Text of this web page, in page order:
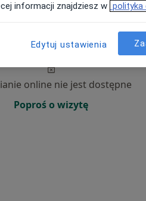
8 Sie 9 Sie
Pon,
10 Sie
online nie jest dostępne
Poproś o wizytę
informacji znajdziesz w polityka
Edytuj ustawienia